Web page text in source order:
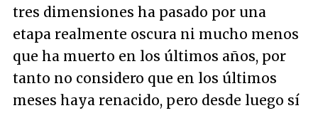
tres dimensiones ha pasado por una
etapa realmente oscura ni mucho menos
que ha muerto en los últimos años, por
tanto no considero que en los últimos
meses haya renacido, pero desde luego sí